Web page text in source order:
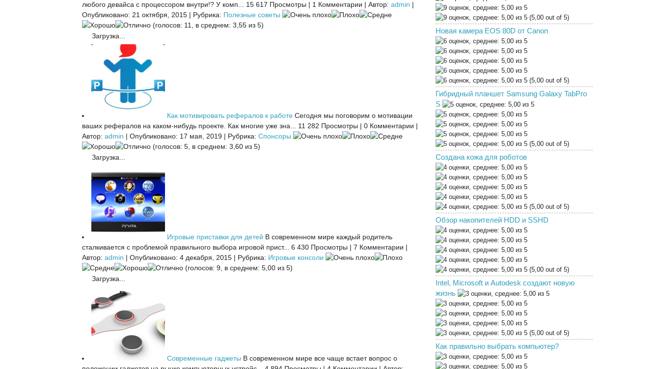
любого девайса с процессором внутри!? У комп...
15 617 Просмотры | 1 Комментарии | Автор: admin |
Опубликовано: 21 октября, 2015 | Рубрика: Полезные советы
(голосов: 11, в среднем: 3,55 из 5)
Загрузка...
Как мотивировать рефералов к работе Сегодня мы поговорим о мотивации
ваших рефералов на каком-нибудь проекте. Как многие уже зна...
11 282 Просмотры | 0 Комментарии |
Автор: admin | Опубликовано: 17 мая, 2019 | Рубрика: Спонсоры
(голосов: 5, в среднем: 3,60 из 5)
Загрузка...
Игровые приставки для детей В современном мире каждый родитель
сталкивается с проблемой правильного выбора игровой прист...
6 430 Просмотры | 7 Комментарии |
Автор: admin | Опубликовано: 4 декабря, 2015 | Рубрика: Игровые консоли
(голосов: 9, в среднем: 5,00 из 5)
Загрузка...
Современные гаджеты В современном мире все чаще встает вопрос о
(5,00 out of 5)
Новая камера EOS 80D от Canon
(5,00 out of 5)
Гибридный планшет Samsung Galaxy TabPro
S
(5,00 out of 5)
Создана кожа для роботов
(5,00 out of 5)
Обзор накопителей HDD и SSHD
(5,00 out of 5)
Intel, Microsoft и Autodesk создают новую
жизнь
(5,00 out of 5)
Как правильно выбрать компьютер?